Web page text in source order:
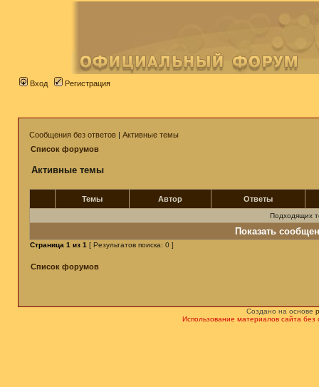
Вход Регистрация
Сообщения без ответов | Активные темы
Список форумов
Активные темы
Темы Автор Ответы
Подходящих
Показать
Страница 1 из 1 [ Результатов поиска: 0 ]
Список форумов
Создано на основе
Использование материалов сайта